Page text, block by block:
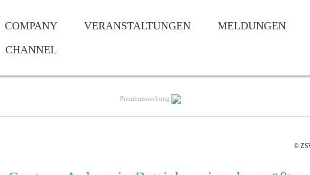
COMPANY
CHANNEL
VERANSTALTUNGEN MELDUNGEN
Premiumwerbung
©